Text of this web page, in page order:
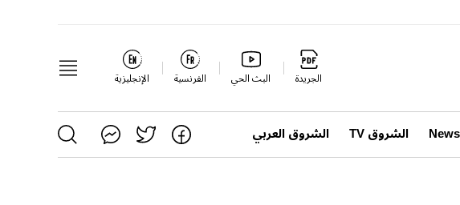
الجريدة البث الحي الفرنسية الإنجليزية
الشروق TV الشروق العربي